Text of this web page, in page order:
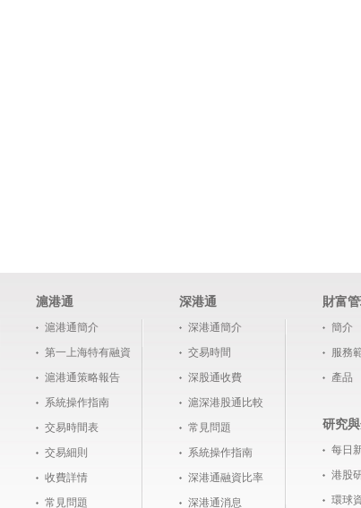
滬港通
滬港通簡介
第一上海特有融資
滬港通策略報告
系統操作指南
交易時間表
交易細則
收費詳情
常見問題
深港通
深港通簡介
交易時間
深股通收費
滬深港股通比較
常見問題
系統操作指南
深港通融資比率
深港通消息
財富
簡介
服務
產品
研究
每日
港股
環球